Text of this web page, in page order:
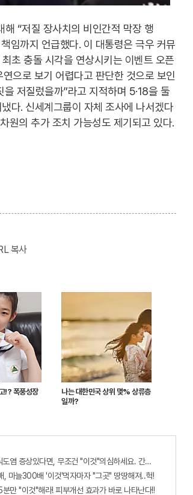
“저질 장사치의 비인간적 막장 행
임까지 언급했다. 이 대통령은 극우 커뮤
초 충돌 시각을 연상시키는 이벤트 오픈
으로 보기 어렵다고 판단한 것으로 보인
저질렀을까”라고 지적하며 5·18을 둘
다. 신세계그룹이 자체 조사에 나서겠다
원의 추가 조치 가능성도 제기되고 있다.
복사
!? 폭풍성장
나는 대한민국 상위 몇% 상류층
일까?
도염 증상있다면, 무조건 "이것"의심하세요. 간단치료법 나왔다!
, 마늘300배 '이것'먹자마자 "그곳" 땅땅해져..헉!
분만 "이것"해라! 피부개선 효과가 바로 나타난다!!